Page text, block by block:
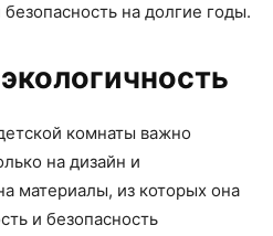
на долгие годы.
комнаты важно
на дизайн и
материалы, из которых она
и безопасность